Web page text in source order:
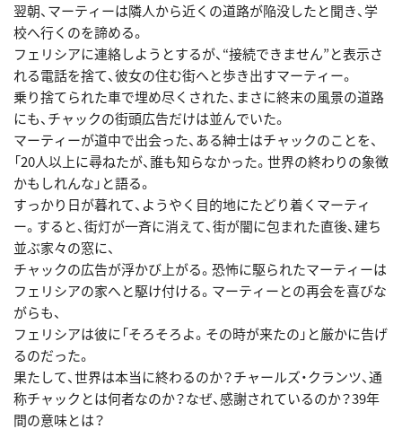
翌朝、マーティーは隣人から近くの道路が陥没したと聞き、学
校へ行くのを諦める。
フェリシアに連絡しようとするが、“接続できません”と表示さ
れる電話を捨て、彼女の住む街へと歩き出すマーティー。
乗り捨てられた車で埋め尽くされた、まさに終末の風景の道路
にも、チャックの街頭広告だけは並んでいた。
マーティーが道中で出会った、ある紳士はチャックのことを、
「20人以上に尋ねたが、誰も知らなかった。世界の終わりの象徴
かもしれんな」と語る。
すっかり日が暮れて、ようやく目的地にたどり着くマーティ
ー。すると、街灯が一斉に消えて、街が闇に包まれた直後、建ち
並ぶ家々の窓に、
チャックの広告が浮かび上がる。恐怖に駆られたマーティーは
フェリシアの家へと駆け付ける。マーティーとの再会を喜びな
がらも、
フェリシアは彼に「そろそろよ。その時が来たの」と厳かに告げ
るのだった。
果たして、世界は本当に終わるのか？チャールズ・クランツ、通
称チャックとは何者なのか？なぜ、感謝されているのか？39年
間の意味とは？